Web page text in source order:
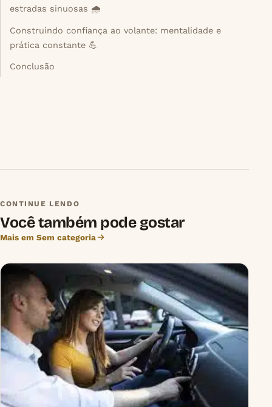
estradas sinuosas 🌧️
Construindo confiança ao volante: mentalidade e
prática constante 💪
Conclusão
CONTINUE LENDO
Você também pode gostar
Mais em Sem categoria